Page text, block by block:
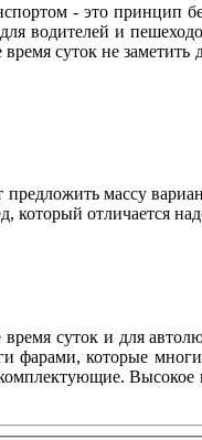
- это принцип
водителей и
суток не
массу
который отличается
суток и для
фарами, которые
Высокое